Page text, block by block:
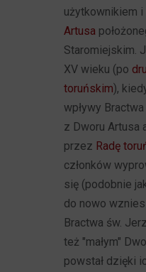
użytkownikiem i
Artusa
Staromiejskim.
XV wieku (po
toruńskim),
wpływy
z Dworu Artusa
przez Radę
członków
się (podobnie
do nowo
Bractwa św.
też "małym"
powstał dzięki